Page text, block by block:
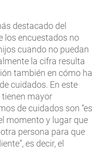
destacado del
los encuestados no
cuando no puedan
la cifra resulta
también en cómo ha
cuidados. En este
mayor
de cuidados son “es
momento y lugar que
otra persona para que
es decir, el